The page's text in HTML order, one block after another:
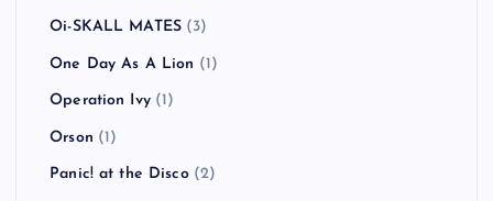
Oi-SKALL MATES (3)
One Day As A Lion (1)
Operation Ivy(1)
Orson (1)
Panic! at the Disco(2)